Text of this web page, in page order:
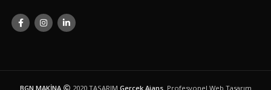
BGN MAKİNA 2020 TASARIM Gerçek Ajans. Profesyonel Web Tasarım